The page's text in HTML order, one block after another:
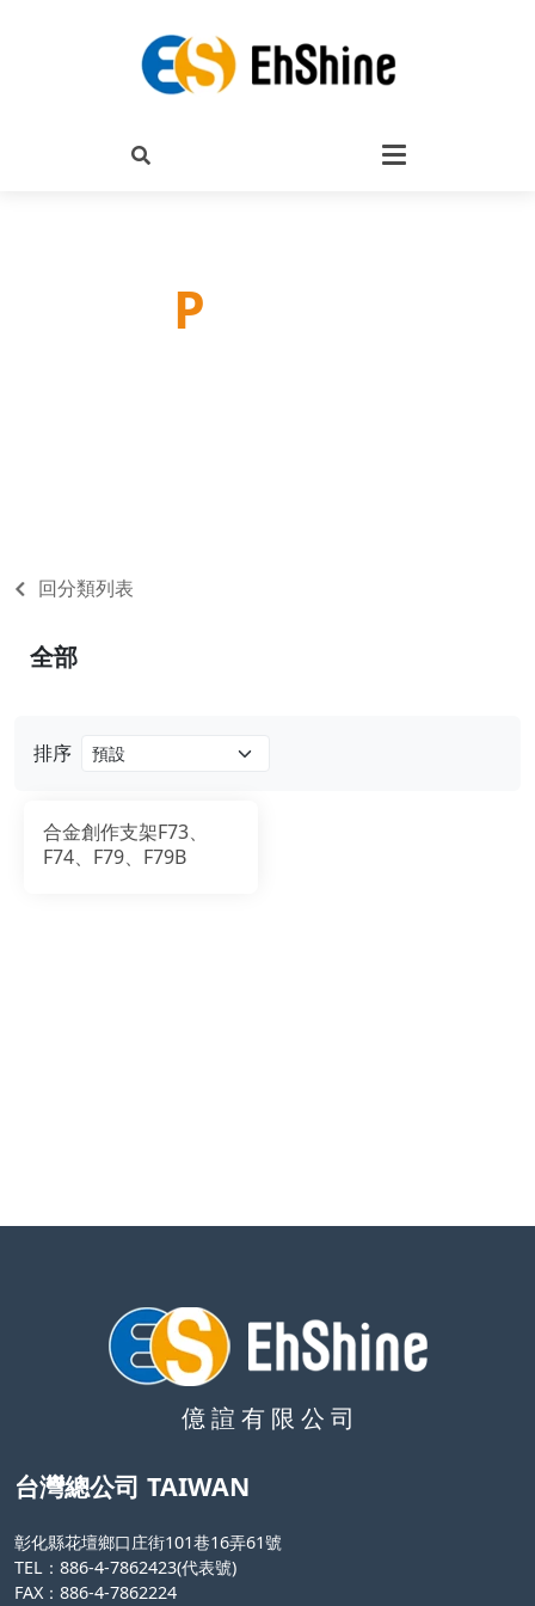
P
回分類列表
排序
合金創作支架F73、
F74、F79、F79B
全部
億 諠 有 限 公 司
台灣總公司 TAIWAN
彰化縣花壇鄉口庄街101巷16弄61號
TEL：886-4-7862423(代表號)
FAX：886-4-7862224